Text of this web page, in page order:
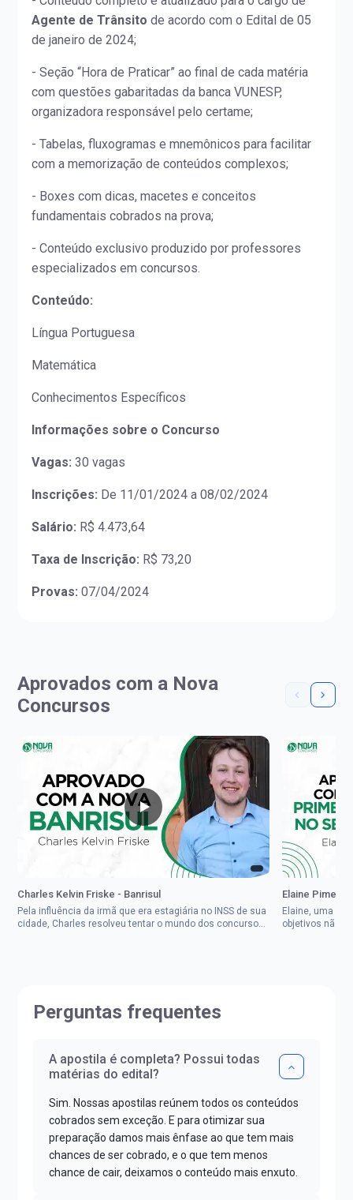
Agente de Trânsito de acordo com o Edital de 05
de janeiro de 2024;
- Seção “Hora de Praticar” ao final de cada matéria
com questões gabaritadas da banca VUNESP,
organizadora responsável pelo certame;
- Tabelas, fluxogramas e mnemônicos para facilitar
com a memorização de conteúdos complexos;
- Boxes com dicas, macetes e conceitos
fundamentais cobrados na prova;
- Conteúdo exclusivo produzido por professores
especializados em concursos.
Conteúdo:
Língua Portuguesa
Matemática
Conhecimentos Específicos
Informações sobre o Concurso
Vagas:30 vagas
Inscrições: De 11/01/2024 a 08/02/2024
Salário: R$ 4.473,64
Taxa de Inscrição: R$ 73,20
Provas:07/04/2024
Aprovados com a Nova
Concursos
Charles Kelvin Friske - Banrisul
Pela influência da irmã que era estagiária no INSS de sua
cidade, Charles resolveu tentar o mundo dos concursos
Elaine
Elaine, uma
objetivos não
Perguntas frequentes
A apostila é completa? Possui todas
matérias do edital?
Sim. Nossas apostilas reúnem todos os conteúdos
cobrados sem exceção. E para otimizar sua
preparação damos mais ênfase ao que tem mais
chances de ser cobrado, e o que tem menos
chance de cair, deixamos o conteúdo mais enxuto.